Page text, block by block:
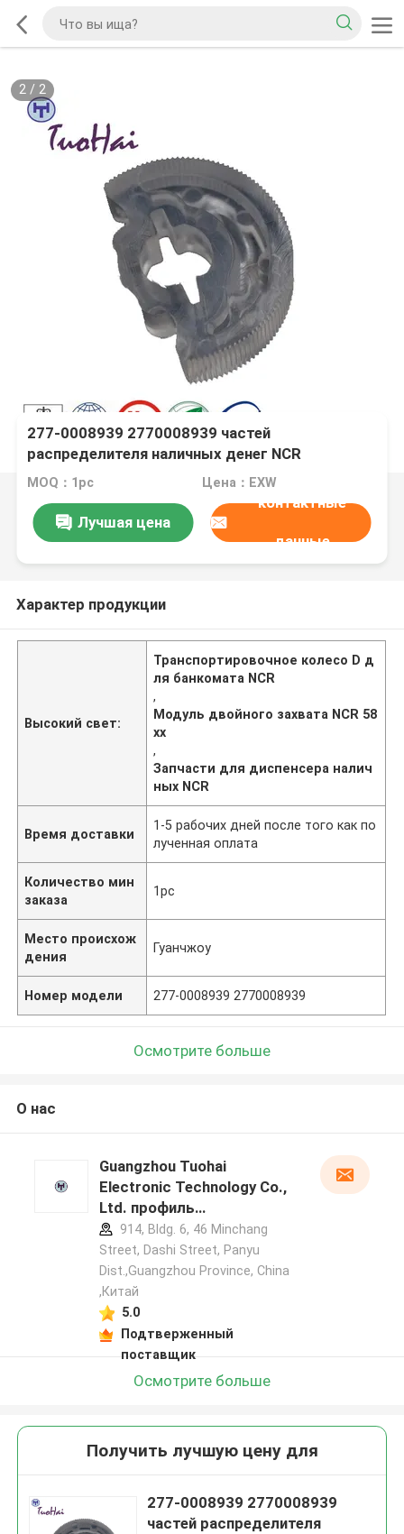
2/ 2
277-0008939 2770008939 частей
распределителя наличных денег NCR
транспортируют половину модуля выбора NCR
58xx частей ATM колеса d двойную вокруг
колеса d
MOQ：1pc Цена：EXW
Лучшая цена
контактные
данные
Характер продукции
Высокий свет:
Транспортировочное колесо D д
ля банкомата NCR
,
Модуль двойного захвата NCR 58
xx
,
Запчасти для диспенсера налич
ных NCR
Время доставки
1-5 рабочих дней после того как по
лученная оплата
Количество мин
заказа
1pc
Место происхож
дения
Гуанчжоу
Номер модели 277-0008939 2770008939
Осмотрите больше
О нас
Guangzhou Tuohai
Electronic Technology Co.,
Ltd. профиль
производителя
914, Bldg. 6, 46 Minchang
Street, Dashi Street, Panyu
Dist.,Guangzhou Province, China
,Китай
5.0
Подтверженный
поставщик
Осмотрите больше
Получить лучшую цену для
277-0008939 2770008939
частей распределителя